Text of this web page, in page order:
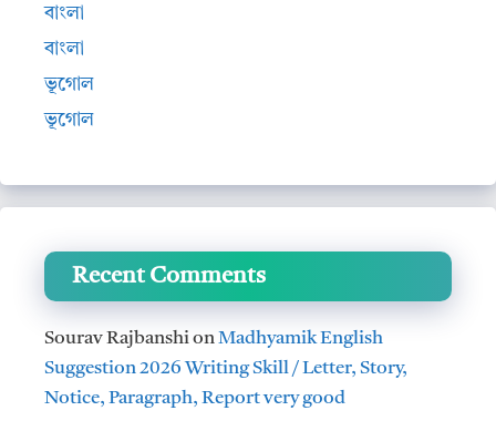
বাংলা
বাংলা
ভূগোল
ভূগোল
Recent Comments
Sourav RajbanshionMadhyamik English
Suggestion 2026 Writing Skill / Letter, Story,
Notice, Paragraph, Report very good